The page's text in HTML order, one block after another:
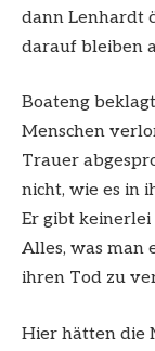
dann Lenhardt
darauf bleiben
Boateng
Menschen
Trauer
nicht, wie es in
Er gibt keinerlei
Alles, was man
ihren Tod zu
Hier hätten die